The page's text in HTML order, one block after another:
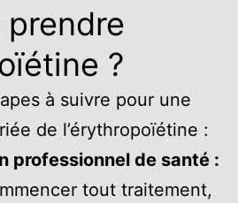
?
à suivre pour une
de l’érythropoïétine :
professionnel de santé :
tout traitement,